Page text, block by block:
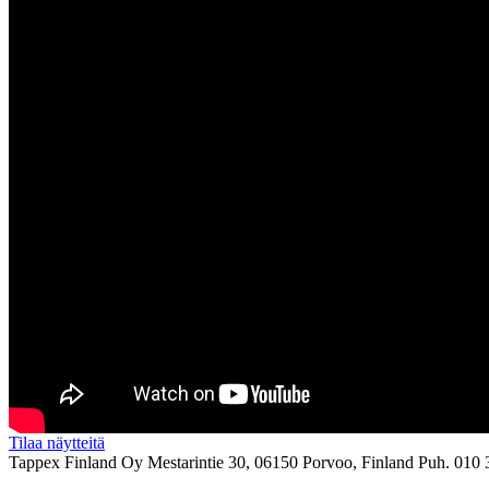
Tilaa näytteitä
Tappex Finland Oy Mestarintie 30, 06150 Porvoo, Finland Puh. 010